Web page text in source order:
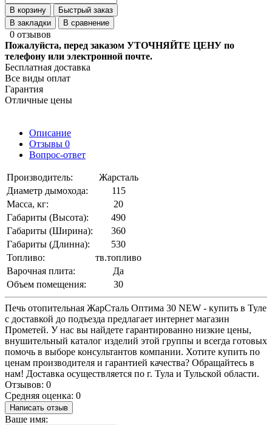
В корзину
Быстрый заказ
В закладки
В сравнение
0 отзывов
Пожалуйста, перед заказом УТОЧНЯЙТЕ ЦЕНУ по
телефону или электронной почте.
Бесплатная доставка
Все виды оплат
Гарантия
Отличные цены
Описание
Отзывы 0
Вопрос-ответ
Производитель:
Жарсталь
Диаметр дымохода:
115
Масса, кг:
20
Габариты (Высота):
490
Габариты (Ширина):
360
Габариты (Длинна):
530
Топливо:
тв.топливо
Варочная плита:
Да
Объем помещения:
30
Печь отопительная ЖарСталь Оптима 30 NEW - купить в Туле
с доставкой до подъезда предлагает интернет магазин
Прометей. У нас вы найдете гарантированно низкие цены,
внушительный каталог изделий этой группы и всегда готовых
помочь в выборе консультантов компании. Хотите купить по
ценам производителя и гарантией качества? Обращайтесь в
нам! Доставка осуществляется по г. Тула и Тульской области.
Отзывов: 0
Средняя оценка: 0
Написать отзыв
Ваше имя: